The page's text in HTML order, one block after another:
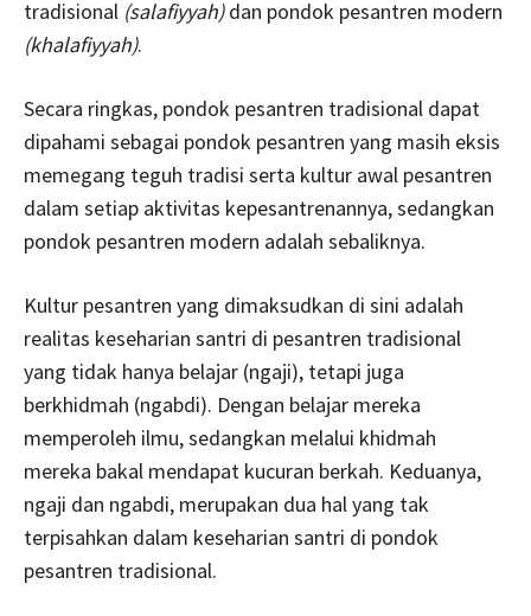
tradisional (salafiyyah)dan pondok pesantren modern
(khalafiyyah).
Secara ringkas, pondok pesantren tradisional dapat
dipahami sebagai pondok pesantren yang masih eksis
memegang teguh tradisi serta kultur awal pesantren
dalam setiap aktivitas kepesantrenannya, sedangkan
pondok pesantren modern adalah sebaliknya.
Kultur pesantren yang dimaksudkan di sini adalah
realitas keseharian santri di pesantren tradisional
yang tidak hanya belajar (ngaji), tetapi juga
berkhidmah (ngabdi). Dengan belajar mereka
memperoleh ilmu, sedangkan melalui khidmah
mereka bakal mendapat kucuran berkah. Keduanya,
ngaji dan ngabdi, merupakan dua hal yang tak
terpisahkan dalam keseharian santri di pondok
pesantren tradisional.